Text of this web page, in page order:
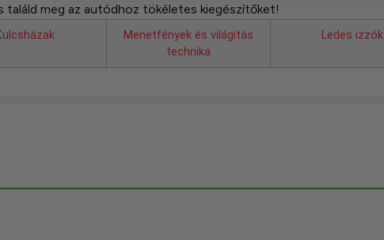
meg az autódhoz tökéletes kiegészítőket!
Menetfények és világítás
technika
Ledes izzók